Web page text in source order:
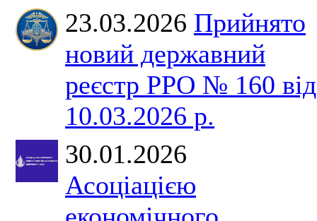
23.03.2026 Прийнято
новий державний
реєстр РРО № 160 від
10.03.2026 р.
30.01.2026
Асоціацією